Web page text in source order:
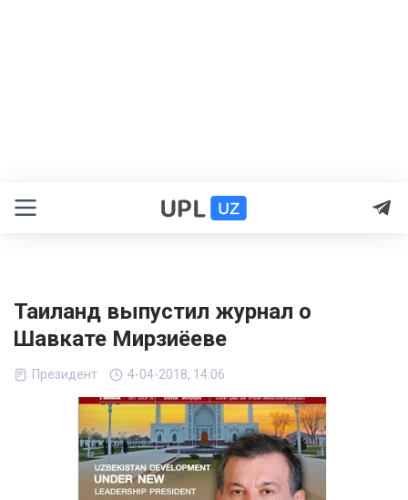
Таиланд выпустил журнал о
Шавкате Мирзиёеве
Президент 4-04-2018, 14:06